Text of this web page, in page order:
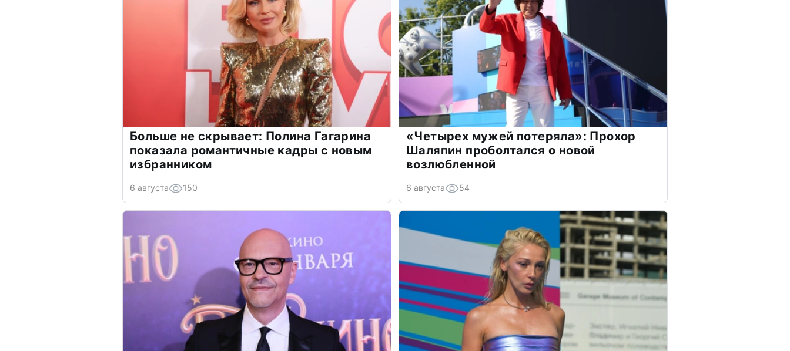
Больше не скрывает: Полина Гагарина
показала романтичные кадры с новым
избранником
6 августа 150
«Четырех мужей потеряла»: Прохор
Шаляпин проболтался о новой
возлюбленной
6 августа 54